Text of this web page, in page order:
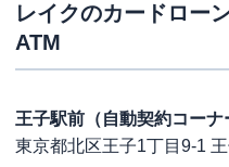
レイクのカードロー
ATM
王子駅前（自動契約コーナ
東京都北区王子1丁目9-1